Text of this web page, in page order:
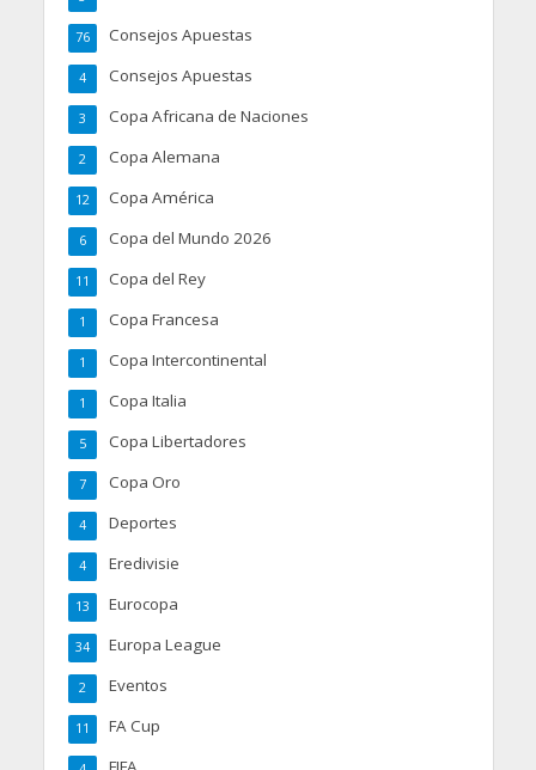
Consejos Apuestas
76
Consejos Apuestas
4
Copa Africana de Naciones
3
Copa Alemana
2
Copa América
12
Copa del Mundo 2026
6
Copa del Rey
11
Copa Francesa
1
Copa Intercontinental
1
Copa Italia
1
Copa Libertadores
5
Copa Oro
7
Deportes
4
Eredivisie
4
Eurocopa
13
Europa League
34
Eventos
2
FA Cup
11